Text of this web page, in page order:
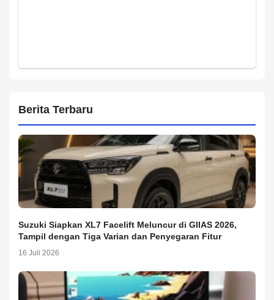
Berita Terbaru
Suzuki Siapkan XL7 Facelift Meluncur di GIIAS 2026,
Tampil dengan Tiga Varian dan Penyegaran Fitur
16 Juli 2026